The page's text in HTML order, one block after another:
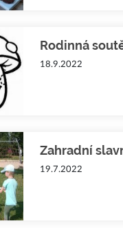
Rodinná
18.9.2022
Zahradní
19.7.2022